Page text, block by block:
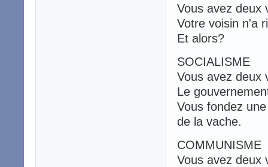
Vous avez deux
Votre voisin n'a
Et alors?
SOCIALISME
Vous avez deux
Le
Vous fondez
de la vache.
COMMUNISME
Vous avez deux